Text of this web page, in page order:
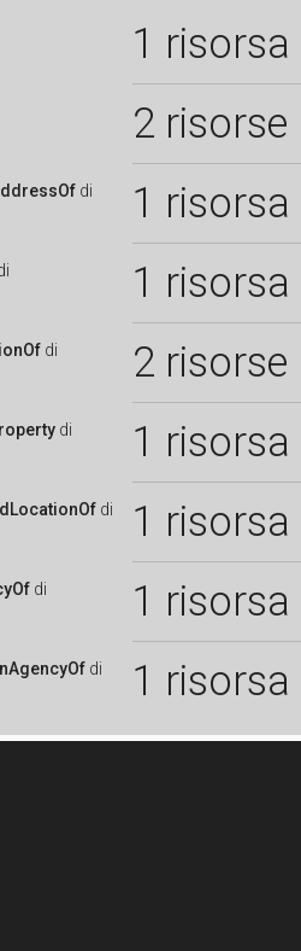
1 risorsa
2 risorse
di 1 risorsa
1 risorsa
di 2 risorse
di 1 risorsa
di 1 risorsa
di 1 risorsa
di 1 risorsa